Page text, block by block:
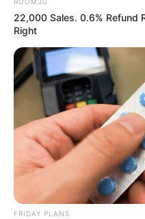
Watch This Parrot Belt
Beyonce Song
BUZZ DAY
22,000 Sales. 0.6% Refund
Right
FRIDAY PLANS